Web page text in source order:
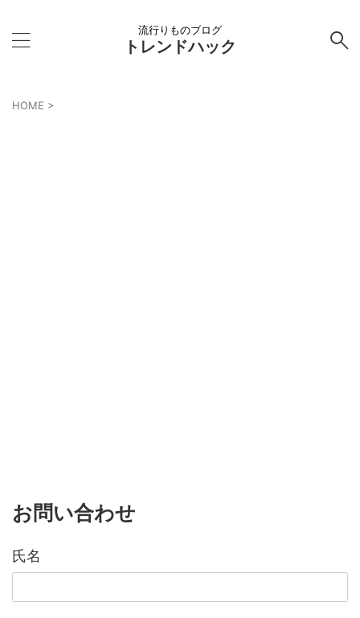
流行りものブログ
トレンドハック
HOME >
お問い合わせ
氏名